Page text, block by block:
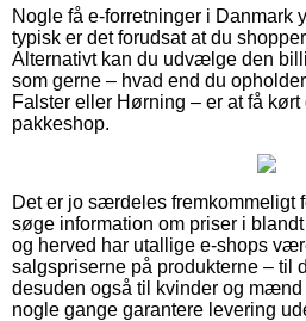
Nogle få e-forretninger i Danmark
typisk er det forudsat at du
Alternativt kan du udvælge den
som gerne – hvad end du
Falster eller Hørning – er at få
pakkeshop.
Det er jo særdeles fremkommeligt
søge information om priser i
og herved har utallige e-shops
salgspriserne på produkterne – til
desuden også til kvinder og mænd
nogle gange garantere levering